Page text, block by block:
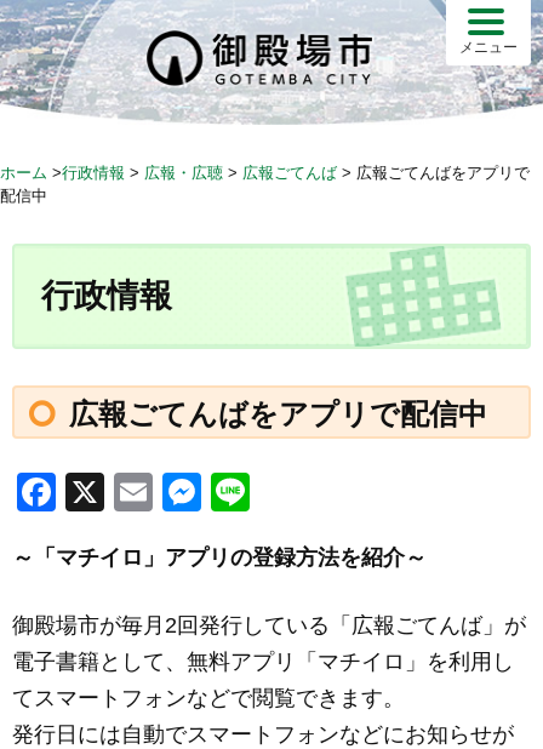
S
k
i
p
c
メニュー
ホーム >行政情報 > 広報・広聴 > 広報ごてんば > 広報ごてんばをアプリで
配信中
行政情報
広報ごてんばをアプリで配信中
F
c
e
b
o
o
X
E
ail
M
ss
e
n
g
er
e
～「マチイロ」アプリの登録方法を紹介～
御殿場市が毎月2回発行している「広報ごてんば」が
電子書籍として、無料アプリ「マチイロ」を利用し
てスマートフォンなどで閲覧できます。
発行日には自動でスマートフォンなどにお知らせが